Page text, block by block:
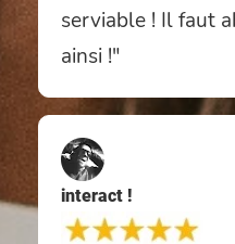
serviable ! Il faut
ainsi !"
interact !